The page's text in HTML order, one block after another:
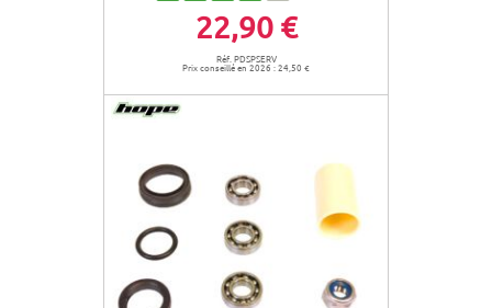
22,90 €
Réf. PDSPSERV
Prix conseillé en 2026 : 24,50 €